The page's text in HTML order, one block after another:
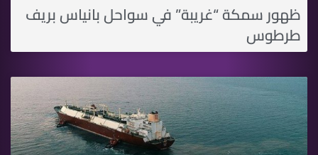
ظهور سمكة “غريبة” في سواحل بانياس بريف
طرطوس